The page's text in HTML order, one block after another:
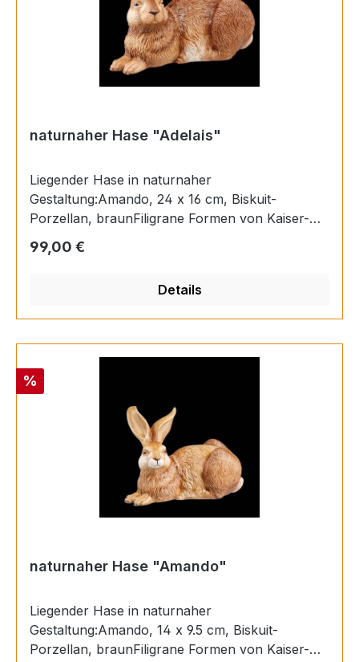
naturnaher Hase "Adelais"
Liegender Hase in naturnaher
Gestaltung:Amando, 24 x 16 cm, Biskuit-
Porzellan, braunFiligrane Formen von Kaiser-
Sinne. In Handarbeit gefertigt, hat jedes Teil
Regulärer Preis:
99,00 €
Details
Rabatt
%
naturnaher Hase "Amando"
Liegender Hase in naturnaher
Gestaltung:Amando, 14 x 9.5 cm, Biskuit-
Porzellan, braunFiligrane Formen von Kaiser-